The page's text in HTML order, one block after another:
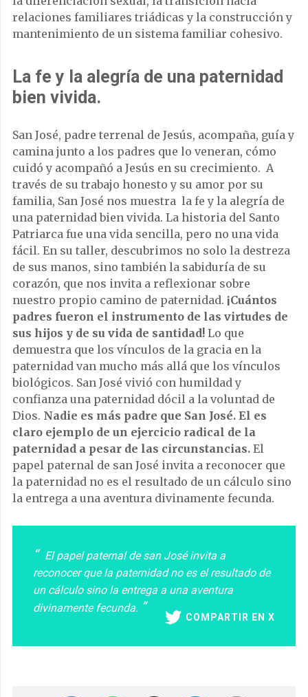
relaciones familiares triádicas y la construcción y
mantenimiento de un sistema familiar cohesivo.
La fe y la alegría de una paternidad
bien vivida.
San José, padre terrenal de Jesús, acompaña, guía y
camina junto a los padres que lo veneran, cómo
cuidó y acompañó a Jesús en su crecimiento. A
través de su trabajo honesto y su amor por su
familia, San José nos muestra la fe y la alegría de
una paternidad bien vivida. La historia del Santo
Patriarca fue una vida sencilla, pero no una vida
fácil. En su taller, descubrimos no solo la destreza
de sus manos, sino también la sabiduría de su
corazón, que nos invita a reflexionar sobre
nuestro propio camino de paternidad. ¡Cuántos
padres fueron el instrumento de las virtudes de
sus hijos y de su vida de santidad! Lo que
demuestra que los vínculos de la gracia en la
paternidad van mucho más allá que los vínculos
biológicos. San José vivió con humildad y
confianza una paternidad dócil a la voluntad de
Dios. Nadie es más padre que San José. El es
claro ejemplo de un ejercicio radical de la
paternidad a pesar de las circunstancias. El
papel paternal de san José invita a reconocer que
la paternidad no es el resultado de un cálculo sino
la entrega a una aventura divinamente fecunda.
El papel paternal de san José invita a
reconocer que la paternidad no es el resultado de
un cálculo sino la entrega a una aventura
divinamente fecunda.
COMPARTIR EN X